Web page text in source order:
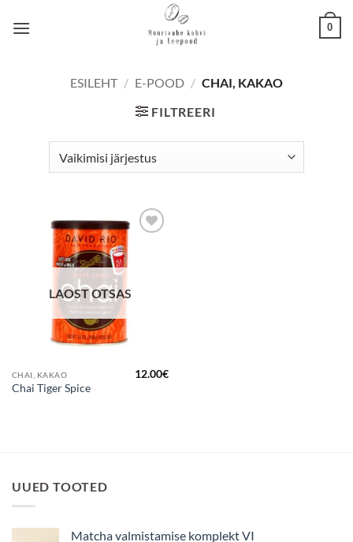
0
ESILEHT / E-POOD / CHAI, KAKAO
FILTREERI
lemmikuks
LAOST OTSAS
CHAI, KAKAO
Chai Tiger Spice
12.00€
UUED TOOTED
Matcha valmistamise komplekt VI